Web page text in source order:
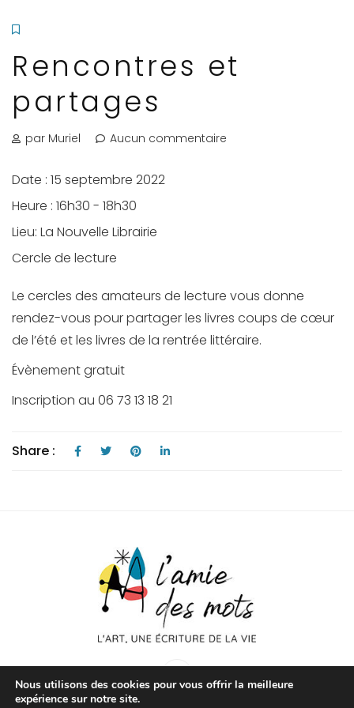
Rencontres et
partages
par Muriel Aucun commentaire
Date : 15 septembre 2022
Heure : 16h30 - 18h30
Lieu: La Nouvelle Librairie
Cercle de lecture
Le cercles des amateurs de lecture vous donne
rendez-vous pour partager les livres coups de cœur
de l’été et les livres de la rentrée littéraire.
Évènement gratuit
Inscription au 06 73 13 18 21
Share :
Nous utilisons des cookies pour vous offrir la meilleure
expérience sur notre site.